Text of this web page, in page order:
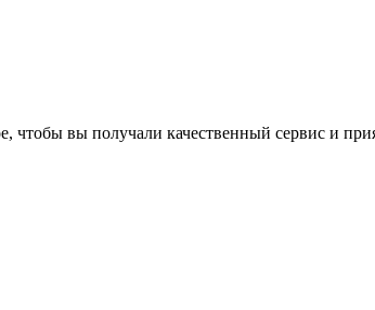
чтобы вы получали качественный сервис и